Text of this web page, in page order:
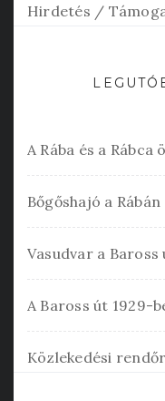
Hirdetés /
A Rába és a Rábca
Bőgőshajó a Rábán
Vasudvar a Baross
A Baross út 1929-
Közlekedési